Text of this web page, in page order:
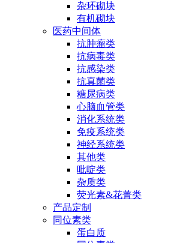
杂环砌块
有机砌块
医药中间体
抗肿瘤类
抗病毒类
抗感染类
抗真菌类
糖尿病类
心脑血管类
消化系统类
免疫系统类
神经系统类
其他类
吡啶类
杂质类
荧光素&花菁类
产品定制
同位素类
蛋白质